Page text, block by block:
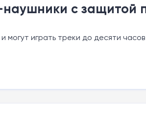
наушники с защитой
играть треки до десяти